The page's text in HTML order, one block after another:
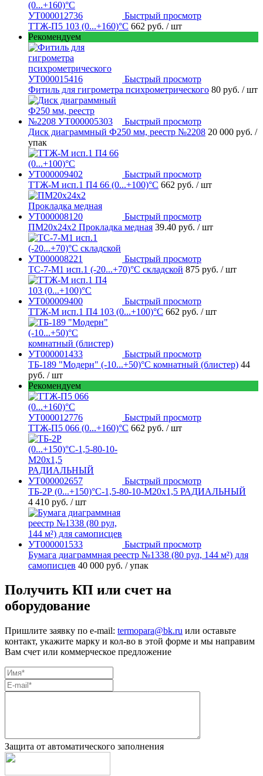
Быстрый просмотр
ТТЖ-П5 103 (0...+160)°С 662 руб. / шт
Рекомендуем
Быстрый просмотр
Фитиль для гигрометра психрометрического 80 руб. / шт
Быстрый просмотр
Диск диаграммный Ф250 мм, реестр №2208 20 000 руб. /
упак
Быстрый просмотр
ТТЖ-М исп.1 П4 66 (0...+100)°С 662 руб. / шт
Быстрый просмотр
ПМ20х24х2 Прокладка медная 39.40 руб. / шт
Быстрый просмотр
ТС-7-М1 исп.1 (-20...+70)°С складской 875 руб. / шт
Быстрый просмотр
ТТЖ-М исп.1 П4 103 (0...+100)°С 662 руб. / шт
Быстрый просмотр
ТБ-189 "Модерн" (-10...+50)°С комнатный (блистер) 44
руб. / шт
Рекомендуем
Быстрый просмотр
ТТЖ-П5 066 (0...+160)°С 662 руб. / шт
Быстрый просмотр
ТБ-2Р (0...+150)°С-1,5-80-10-М20х1,5 РАДИАЛЬНЫЙ
4 410 руб. / шт
Быстрый просмотр
Бумага диаграммная реестр №1338 (80 рул, 144 м²) для
самописцев 40 000 руб. / упак
Получить КП или счет на
оборудование
Пришлите заявку по e-mail: termopara@bk.ru или оставьте
контакт, укажите марку и кол-во в этой форме и мы направим
Вам счет или коммерческое предложение
Защита от автоматического заполнения